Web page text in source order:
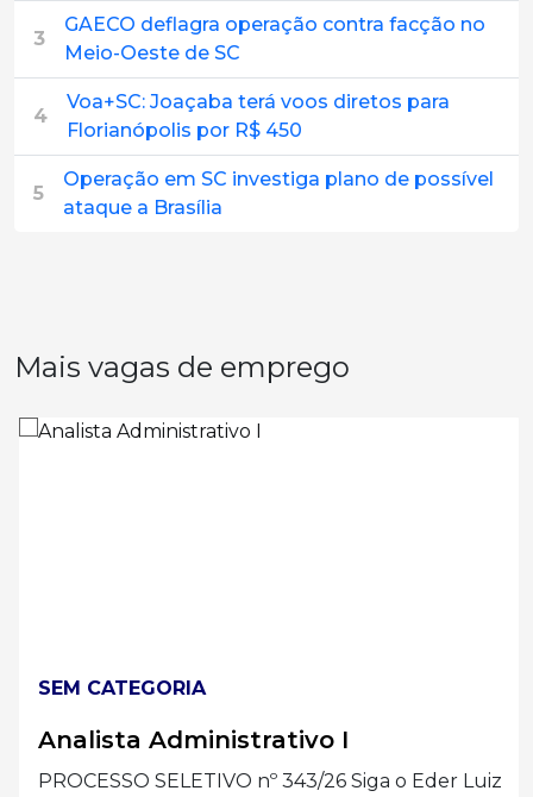
3
GAECO deflagra operação contra facção no
Meio-Oeste de SC
4
Voa+SC: Joaçaba terá voos diretos para
Florianópolis por R$ 450
5
Operação em SC investiga plano de possível
ataque a Brasília
Mais vagas de emprego
SEM CATEGORIA
Analista Administrativo I
PROCESSO SELETIVO nº 343/26 Siga o Eder Luiz